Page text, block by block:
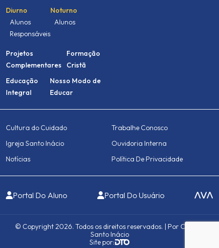
Diurno
Alunos
Responsáveis
Noturno
Alunos
Projetos
Complementares
Formação
Cristã
Educação
Integral
Nosso Modo de
Educar
Cultura do Cuidado
Igreja Santo Inácio
Notícias
Trabalhe Conosco
Ouvidoria Interna
Política De Privacidade
Portal Do Aluno Portal Do Usuário
© Copyright 2026. Todos os direitos reservados. | Por Colégio
Santo Inácio
Site por: